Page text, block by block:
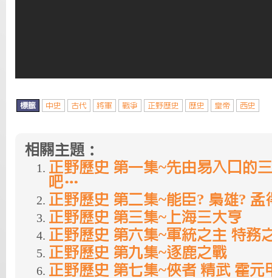
標籤 中史 古代 將軍 戰爭 正野歷史 歷史 皇帝 西史
相關主題：
正野歷史 第一集~先由易入口的
吧…
正野歷史 第二集~能臣? 梟雄?
正野歷史 第三集~上海三大亨
正野歷史 第六集~軍統之主 特務
正野歷史 第九集~逐鹿之戰
正野歷史 第七集~俠者 精武 霍元